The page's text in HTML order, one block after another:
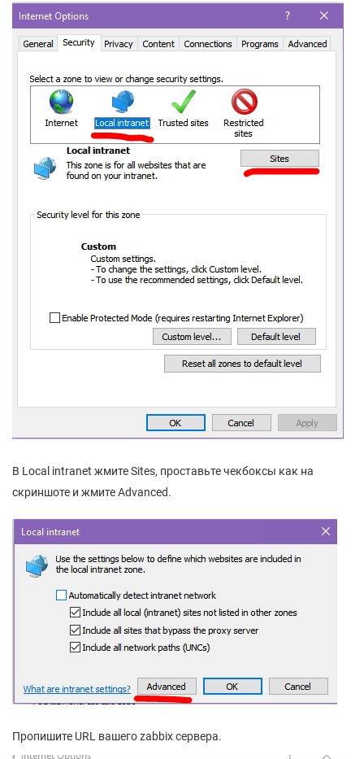
В Local intranet жмите Sites, проставьте чекбоксы как на
скриншоте и жмите Advanced.
Пропишите URL вашего zabbix сервера.